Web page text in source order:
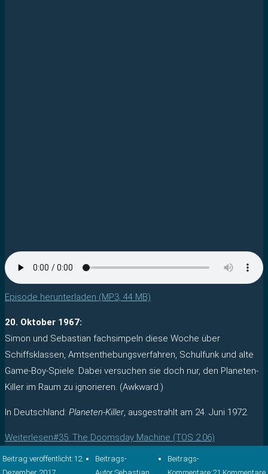
Episode herunterladen (MP3, 44 MB)
20. Oktober 1967:
Simon und Sebastian fachsimpeln diese Woche über
Schiffsklassen, Amtsenthebungsverfahren, Schulfunk und alte
Game-Boy-Spiele. Dabei versuchen sie doch nur, den Planeten-
Killer im Raum zu ignorieren. (Awkward.)
In Deutschland: Planeten-Killer, ausgestrahlt am 24. Juni 1972.
Weiterlesen#35: The Doomsday Machine (TOS 2.06)
Beitrag veröffentlicht:12.
Beitrags-
Beitrags-